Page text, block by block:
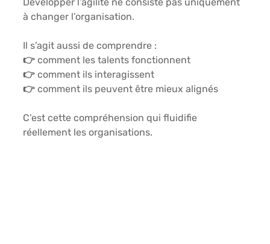
à changer l’organisation.
Il s’agit aussi de comprendre :
👉 comment les talents fonctionnent
👉 comment ils interagissent
👉 comment ils peuvent être mieux alignés
C’est cette compréhension qui fluidifie
réellement les organisations.